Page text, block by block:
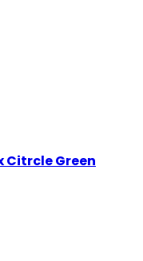
Citrcle Green